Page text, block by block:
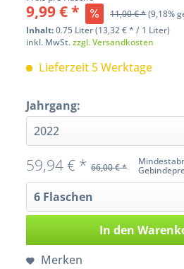
9,99 € * 11,00 € *(9,18%
Inhalt:0.75 Liter (13,32 € * / 1 Liter)
inkl. MwSt.zzgl. Versandkosten
Lieferzeit 5 Werktage
Jahrgang:
59,94 € * 66,00 € *
In den
Merken